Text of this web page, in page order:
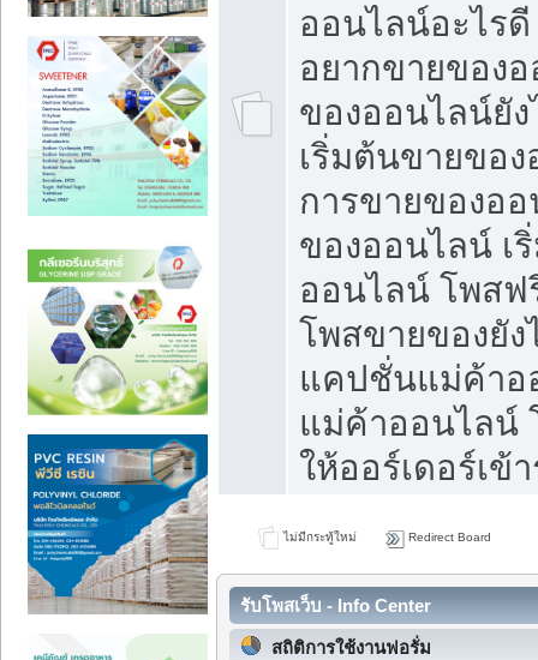
ออนไลน์อะไร
อยากขายของ
ของออนไลน์ยั
เริ่มต้นขายของ
การขายของอ
ของออนไลน์ เ
ออนไลน์ โพส
โพสขายของยัง
แคปชั่นแม่ค้า
แม่ค้าออนไลน์
ให้ออร์เดอร์เข้
ไม่มีกระทู้ใหม่ Redirect Board
รับโพสเว็บ - Info Center
สถิติการใช้งานฟอรั่ม